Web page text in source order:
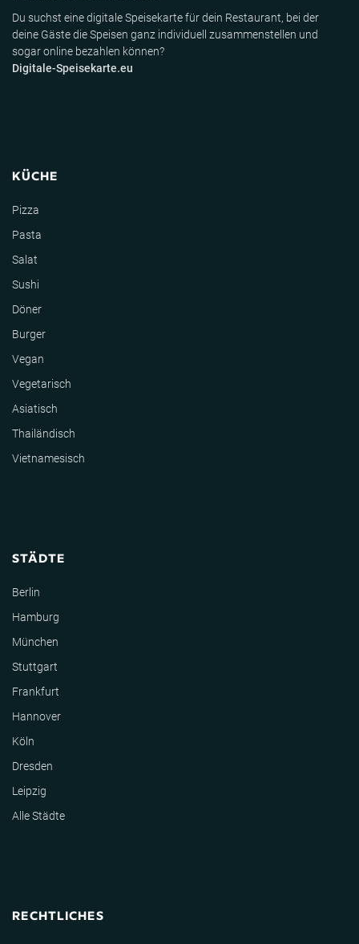
Du suchst eine digitale Speisekarte für dein Restaurant, bei der
deine Gäste die Speisen ganz individuell zusammenstellen und
sogar online bezahlen können?
Digitale-Speisekarte.eu
KÜCHE
Pizza
Pasta
Salat
Sushi
Döner
Burger
Vegan
Vegetarisch
Asiatisch
Thailändisch
Vietnamesisch
STÄDTE
Berlin
Hamburg
München
Stuttgart
Frankfurt
Hannover
Köln
Dresden
Leipzig
Alle Städte
RECHTLICHES